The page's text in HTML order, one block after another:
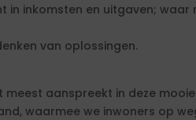
in inkomsten en uitgaven; waar
van oplossingen.
meest aanspreekt in deze
waarmee we inwoners op